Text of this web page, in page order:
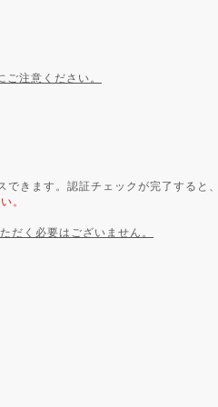
注意ください。
きます。認証チェックが完了すると
。
だく必要はございません。